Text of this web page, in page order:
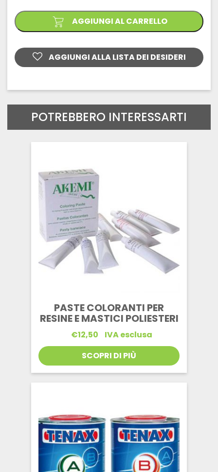
SISTEMI
EPOSSIDICI
quantitàAGGIUNGI AL CARRELLO
AGGIUNGI ALLA LISTA DEI DESIDERI
POTREBBERO INTERESSARTI
PASTE COLORANTI PER
RESINE E MASTICI POLIESTERI
€12,50
IVA esclusa
SCOPRI DI PIÙ